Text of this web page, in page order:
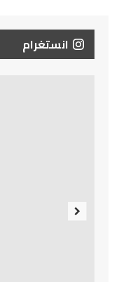
انستغرام